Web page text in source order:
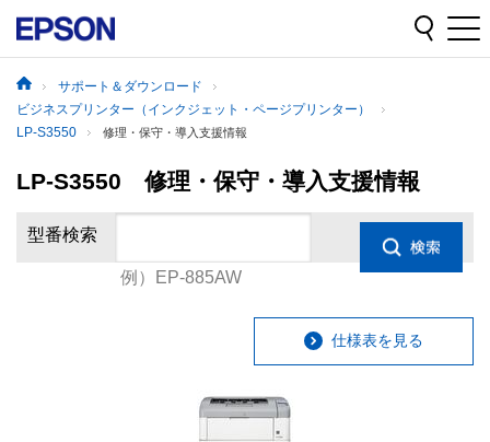
サポート＆ダウンロード
ビジネスプリンター（インクジェット・ページプリンター）
LP-S3550
修理・保守・導入支援情報
LP-S3550 修理・保守・導入支援情報
型番検索
例）EP-885AW
仕様表を見る